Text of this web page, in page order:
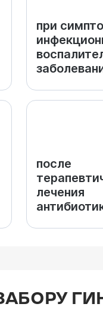
при
после
лечения